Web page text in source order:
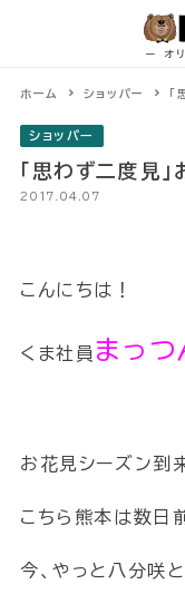
ホーム ショッパー
ショッパー
「思わず二度見
2017.04.07
こんにちは！
くま社員 まっつ
お花見シーズン到
こちら熊本は数日
今、やっと八分咲